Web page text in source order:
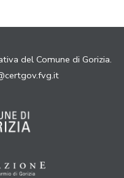
del Comune di Gorizia.